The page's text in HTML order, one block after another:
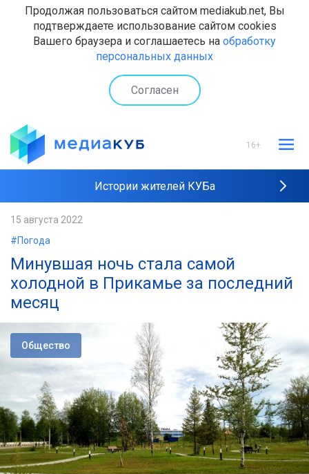
Продолжая пользоваться сайтом mediakub.net, Вы
подтверждаете использование сайтом cookies
Вашего браузера и соглашаетесь на обработку
персональных данных
Согласен
16+
Истории жителей КУБа
15 августа 2022
#Погода
Минувшая ночь стала самой
холодной в Прикамье за последний
месяц
Общество